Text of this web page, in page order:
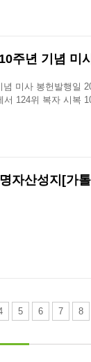
주년 기념 미
미사 봉헌발행일
서 124위 복자 시복
자산성지[가
5 6 7 8